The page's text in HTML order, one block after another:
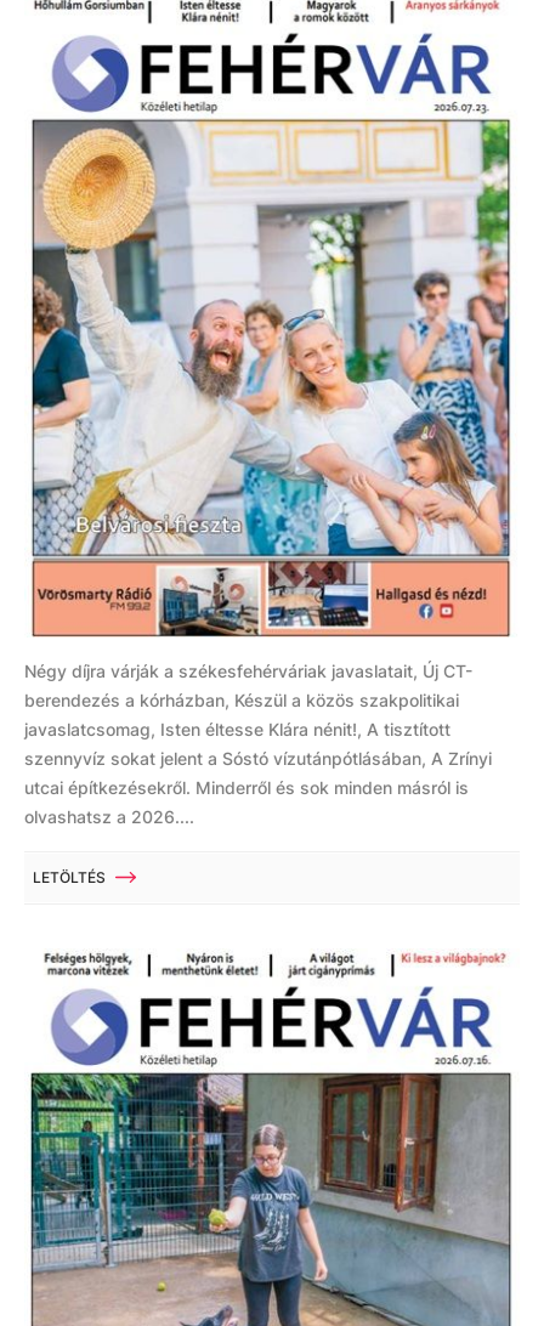
Négy díjra várják a székesfehérváriak javaslatait, Új CT-
berendezés a kórházban, Készül a közös szakpolitikai
javaslatcsomag, Isten éltesse Klára nénit!, A tisztított
szennyvíz sokat jelent a Sóstó vízutánpótlásában, A Zrínyi
utcai építkezésekről. Minderről és sok minden másról is
olvashatsz a 2026....
LETÖLTÉS